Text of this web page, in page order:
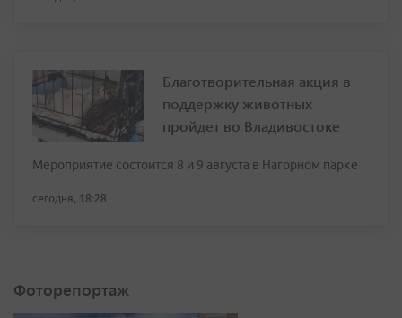
Благотворительная акция в
поддержку животных
пройдет во Владивостоке
Мероприятие состоится 8 и 9 августа в Нагорном парке
сегодня, 18:28
Фоторепортаж